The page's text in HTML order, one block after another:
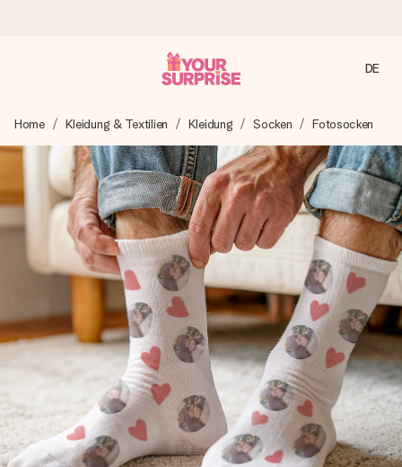
Wir bereiten dein Geschenk sorgfältig vor und schicken es
blitzschnell – damit du es genau zum richtigen Zeitpunkt
überreichen kannst, wenn es am meisten zählt.
4,8 (basierend auf +15.000 Bewertungen)
Unsere Geschenke begeistern. Kunden bewerten uns mit
4,8 bei Google Reviews (Gesamtergebnis aller Länder, in
die wir versenden).
Mit Liebe gemacht, im Handumdrehen
Erstelle etwas Einzigartiges in wenigen Schritten – mit
ihrem Namen, deinem Foto oder einer Nachricht von
Herzen. Kein Stress, nur pure Liebe für den perfekten
Moment.
DE
Home Kleidung & Textilien Kleidung Socken Fotosocken